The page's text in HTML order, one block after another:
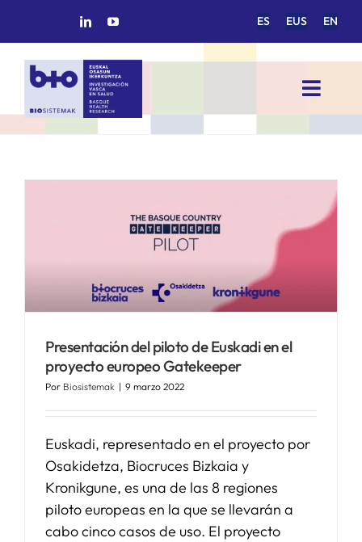
ES EUS EN
Toggle
INICIO
ÁREAS DE INVESTIGACIÓN
GRUPOS DE INVESTIGACIÓN
PROYECTOS/COLABORACIONES
APOYO I+D+I
NOTICIAS
Presentación del piloto de Euskadi en el
proyecto europeo Gatekeeper
Por Biosistemak | 9 marzo 2022
Euskadi, representado en el proyecto por
Osakidetza, Biocruces Bizkaia y
Kronikgune, es una de las 8 regiones
piloto europeas en la que se llevarán a
cabo cinco casos de uso. El proyecto